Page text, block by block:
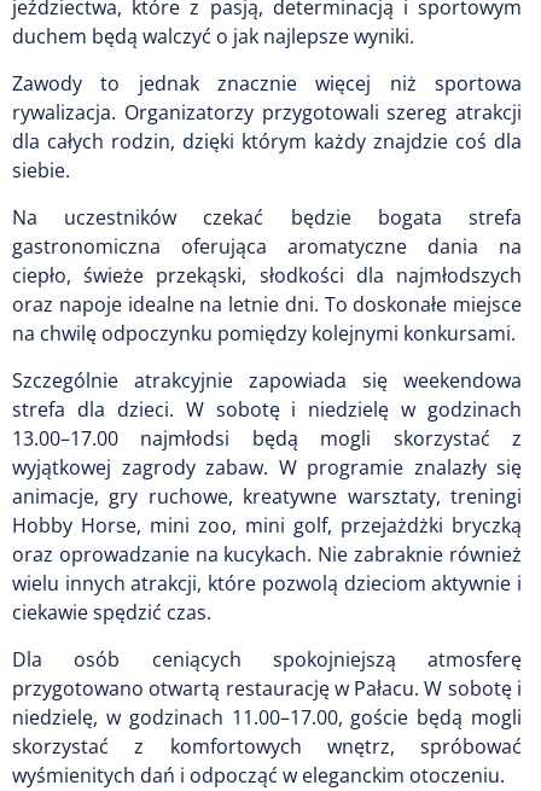
jeździectwa, które z pasją, determinacją i sportowym
duchem będą walczyć o jak najlepsze wyniki.
Zawody to jednak znacznie więcej niż sportowa
rywalizacja. Organizatorzy przygotowali szereg atrakcji
dla całych rodzin, dzięki którym każdy znajdzie coś dla
siebie.
Na uczestników czekać będzie bogata strefa
gastronomiczna oferująca aromatyczne dania na
ciepło, świeże przekąski, słodkości dla najmłodszych
oraz napoje idealne na letnie dni. To doskonałe miejsce
na chwilę odpoczynku pomiędzy kolejnymi konkursami.
Szczególnie atrakcyjnie zapowiada się weekendowa
strefa dla dzieci. W sobotę i niedzielę w godzinach
13.00–17.00 najmłodsi będą mogli skorzystać z
wyjątkowej zagrody zabaw. W programie znalazły się
animacje, gry ruchowe, kreatywne warsztaty, treningi
Hobby Horse, mini zoo, mini golf, przejażdżki bryczką
oraz oprowadzanie na kucykach. Nie zabraknie również
wielu innych atrakcji, które pozwolą dzieciom aktywnie i
ciekawie spędzić czas.
Dla osób ceniących spokojniejszą atmosferę
przygotowano otwartą restaurację w Pałacu. W sobotę i
niedzielę, w godzinach 11.00–17.00, goście będą mogli
skorzystać z komfortowych wnętrz, spróbować
wyśmienitych dań i odpocząć w eleganckim otoczeniu.